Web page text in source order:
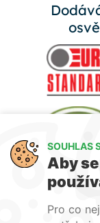
SOUHLAS
Aby
Pro co